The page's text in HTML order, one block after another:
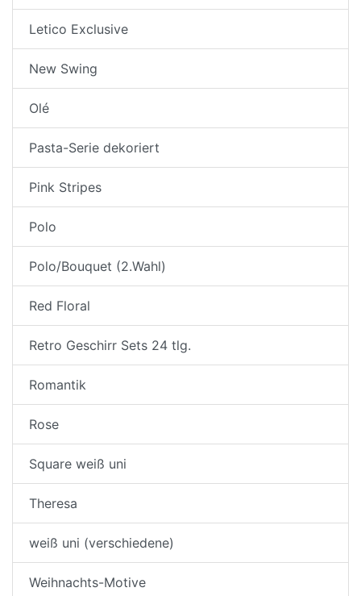
Letico Exclusive
New Swing
Olé
Pasta-Serie dekoriert
Pink Stripes
Polo
Polo/Bouquet (2.Wahl)
Red Floral
Retro Geschirr Sets 24 tlg.
Romantik
Rose
Square weiß uni
Theresa
weiß uni (verschiedene)
Weihnachts-Motive